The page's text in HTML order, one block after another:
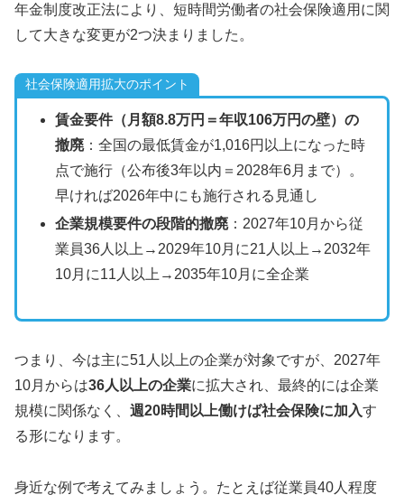
年金制度改正法により、短時間労働者の社会保険適用に関
して大きな変更が2つ決まりました。
社会保険適用拡大のポイント
賃金要件（月額8.8万円＝年収106万円の壁）の
撤廃：全国の最低賃金が1,016円以上になった時
点で施行（公布後3年以内＝2028年6月まで）。
早ければ2026年中にも施行される見通し
企業規模要件の段階的撤廃：2027年10月から従
業員36人以上→2029年10月に21人以上→2032年
10月に11人以上→2035年10月に全企業
つまり、今は主に51人以上の企業が対象ですが、2027年
10月からは36人以上の企業に拡大され、最終的には企業
規模に関係なく、 週20時間以上働けば社会保険に加入す
る形になります。
身近な例で考えてみましょう。たとえば従業員40人程度